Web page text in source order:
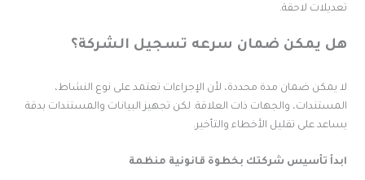
لاحقة.
يمكن ضمان سرعه تسجيل الشركة؟
يمكن ضمان مدة محددة، لأن الإجراءات تعتمد على نوع النشاط،
والجهات ذات العلاقة. لكن تجهيز البيانات والمستندات بدقة
على تقليل الأخطاء والتأخير.
تأسيس شركتك بخطوة قانونية منظمة